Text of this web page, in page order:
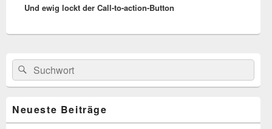
Beitrag:
Und ewig lockt der Call-to-action-Button
Primärer
Seitenleisten-
Widgetbereich
Suchen
nach:
Suchen
Neueste Beiträge